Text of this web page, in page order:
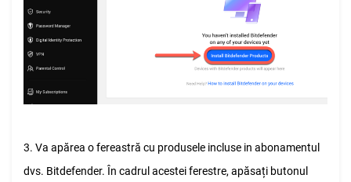
3. Va apărea o fereastră cu produsele incluse in abonamentul
dvs. Bitdefender. În cadrul acestei ferestre, apăsați butonul